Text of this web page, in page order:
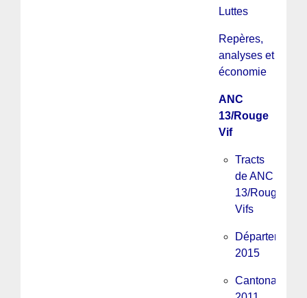
Luttes
Repères,
analyses et
économie
ANC
13/Rouge
Vif
Tracts
de ANC
13/Rouges
Vifs
2015
Cantonales